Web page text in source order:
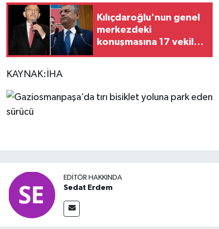
Kılıçdaroğlu'nun genel
merkezdeki
konuşmasına 17 vekil
KAYNAK:İHA
EDITÖR HAKKINDA
Sedat Erdem